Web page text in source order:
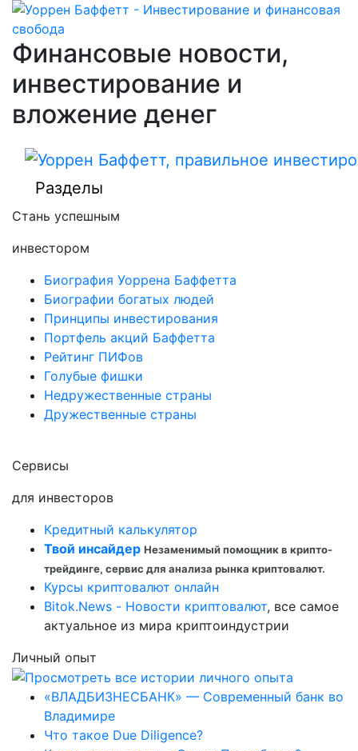
Финансовые новости,
инвестирование и
вложение денег
Разделы
Стань успешным
инвестором
Биография Уоррена Баффетта
Биографии богатых людей
Принципы инвестирования
Портфель акций Баффетта
Рейтинг ПИФов
Голубые фишки
Недружественные страны
Дружественные страны
Сервисы
для инвесторов
Кредитный калькулятор
Твой инсайдер Незаменимый помощник в крипто-
трейдинге, сервис для анализа рынка криптовалют.
Курсы криптовалют онлайн
Bitok.News - Новости криптовалют, все самое
актуальное из мира криптоиндустрии
Личный опыт
«ВЛАДБИЗНЕСБАНК» — Современный банк во
Владимире
Что такое Due Diligence?